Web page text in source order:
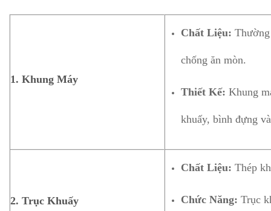
1. Khung Máy
Chất Liệu:
chống ăn mòn.
Thiết Kế: Khung
khuấy, bình đựng
2. Trục Khuấy
Chất Liệu: Thép
Chức Năng: Trục